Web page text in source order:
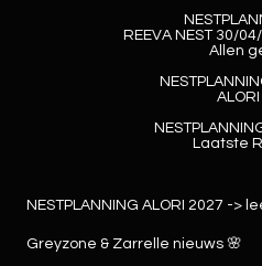
REEVA NEST 30/
Allen
Laatste
NESTPLANNING ALORI 2027 -
Greyzone & Zarrelle nieuws 🌸